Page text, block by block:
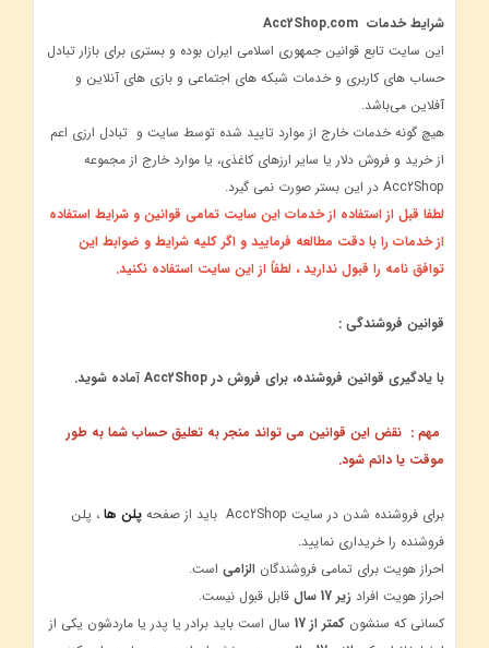
شرایط خدمات Acc2Shop.com
این سایت تابع قوانین جمهوری اسلامی ایران بوده و بستری برای بازار تبادل
حساب های کاربری و خدمات شبکه های اجتماعی و بازی های آنلاین و
آفلاین می‌باشد.
هیچ گونه خدمات خارج از موارد تایید شده توسط سایت و تبادل ارزی اعم
از خرید و فروش دلار یا سایر ارزهای کاغذی، یا موارد خارج از مجموعه
Acc2Shop در این بستر صورت نمی گیرد.
لطفا قبل از استفاده از خدمات این سایت تمامی قوانین و شرایط استفاده
از خدمات را با دقت مطالعه فرمایید و اگر کلیه شرایط و ضوابط این
توافق نامه را قبول ندارید ، لطفاً از این سایت استفاده نکنید.
قوانین فروشندگی :
با یادگیری قوانین فروشنده، برای فروش در Acc2Shop آماده شوید.
مهم : نقض این قوانین می تواند منجر به تعلیق حساب شما به طور
موقت یا دائم شود.
برای فروشنده شدن در سایت Acc2Shop باید از صفحه پلن ها ، پلن
فروشنده را خریداری نمایید.
احراز هویت برای تمامی فروشندگان الزامی است.
احراز هویت افراد زیر 17 سال
قابل قبول نیست.
کسانی که سنشون کمتر از 17
سال است باید برادر یا پدر یا ماردشون یکی از